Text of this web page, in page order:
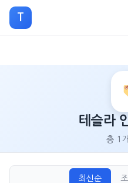
T
테슬라
총 1
최신순